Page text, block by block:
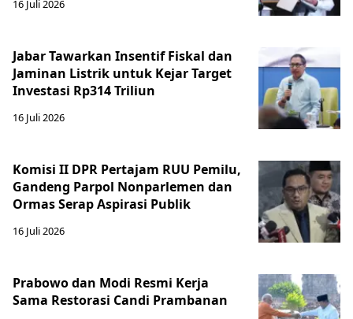
16 Juli 2026
Jabar Tawarkan Insentif Fiskal dan
Jaminan Listrik untuk Kejar Target
Investasi Rp314 Triliun
16 Juli 2026
Komisi II DPR Pertajam RUU Pemilu,
Gandeng Parpol Nonparlemen dan
Ormas Serap Aspirasi Publik
16 Juli 2026
Prabowo dan Modi Resmi Kerja
Sama Restorasi Candi Prambanan